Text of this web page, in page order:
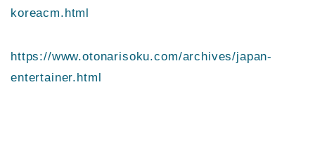
koreacm.html
https://www.otonarisoku.com/archives/japan-
entertainer.html